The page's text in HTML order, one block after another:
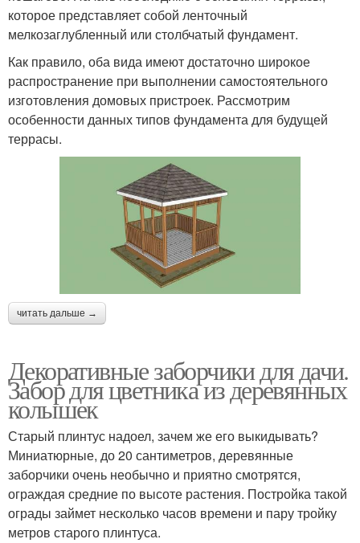
которое представляет собой ленточный
мелкозаглубленный или столбчатый фундамент.
Как правило, оба вида имеют достаточно широкое
распространение при выполнении самостоятельного
изготовления домовых пристроек. Рассмотрим
особенности данных типов фундамента для будущей
террасы.
читать дальше →
Декоративные заборчики для дачи.
Забор для цветника из деревянных
колышек
Старый плинтус надоел, зачем же его выкидывать?
Миниатюрные, до 20 сантиметров, деревянные
заборчики очень необычно и приятно смотрятся,
ограждая средние по высоте растения. Постройка такой
ограды займет несколько часов времени и пару тройку
метров старого плинтуса.